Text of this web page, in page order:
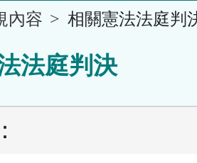
內容 相關憲法法庭判
法庭判決